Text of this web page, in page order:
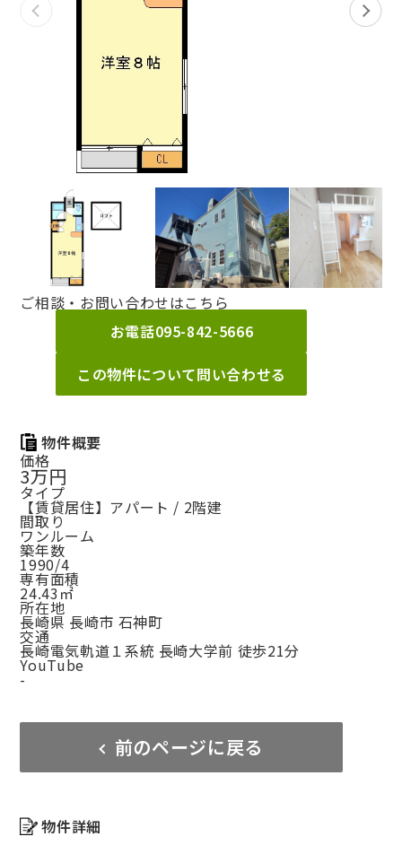
ご相談・お問い合わせはこちら
お電話095-842-5666
この物件について問い合わせる
物件概要
価格
3万円
タイプ
【賃貸居住】アパート / 2階建
間取り
ワンルーム
築年数
1990/4
専有面積
24.43㎡
所在地
長崎県 長崎市 石神町
交通
長崎電気軌道１系統 長崎大学前 徒歩21分
YouTube
-
前のページに戻る
物件詳細